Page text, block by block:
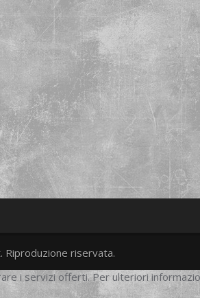
twittergoogleplus
facebook
riservata.
i servizi offerti. Per ulteriori